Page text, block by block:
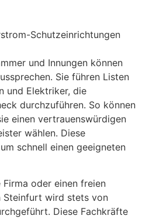
Schutzeinrichtungen
und Innungen können
Sie führen Listen
und Elektriker, die
durchzuführen. So können
einen vertrauenswürdigen
wählen. Diese
schnell einen geeigneten
oder einen freien
Steinfurt wird stets von
Diese Fachkräfte